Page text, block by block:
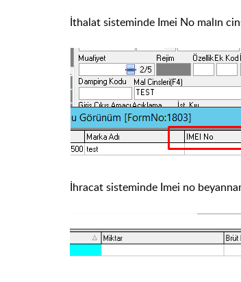
İthalat sisteminde Imei No malın
İhracat sisteminde Imei no